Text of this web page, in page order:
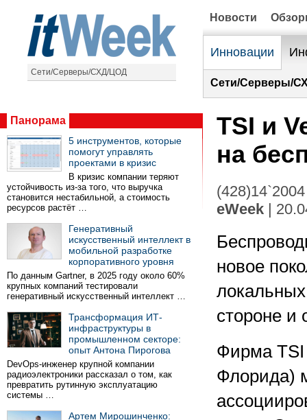
Сети/Серверы/СХД/ЦОД
Новости
Инновации
Сети/Серверы/
Панорама
5 инструментов, которые
помогут управлять
проектами в кризис
В кризис компании теряют
устойчивость из-за того, что выручка
становится нестабильной, а стоимость
ресурсов растёт …
Генеративный
искусственный интеллект в
мобильной разработке
корпоративного уровня
По данным Gartner, в 2025 году около 60%
крупных компаний тестировали
генеративный искусственный интеллект …
Трансформация ИТ-
инфраструктуры в
промышленном секторе:
опыт Антона Пирогова
DevOps-инженер крупной компании
радиоэлектроники рассказал о том, как
превратить рутинную эксплуатацию
системы …
Артем Мирошинченко:
TSI и
на
(428)14`2004
eWeek |
новое
стороне
Фирма TSI
Флорида)